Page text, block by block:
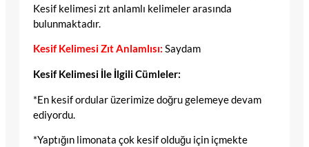
Kesif kelimesi zıt anlamlı kelimeler arasında
bulunmaktadır.
Kesif Kelimesi Zıt Anlamlısı: Saydam
Kesif Kelimesi İle İlgili Cümleler:
*En kesif ordular üzerimize doğru gelemeye devam
ediyordu.
*Yaptığın limonata çok kesif olduğu için içmekte